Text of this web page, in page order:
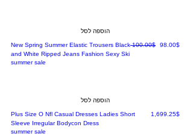
הוספה לסל
New Spring Summer Elastic Trousers Black
and White Ripped Jeans Fashion Sexy Ski
מחיר רגיל‏100.00 ‏$ מחיר מבצע
‏98.00 ‏$
summer sale
הוספה לסל
Plus Size O Nfl Casual Dresses Ladies Short
Sleeve Irregular Bodycon Dress
מחיר ‏1,699.25 ‏$
summer sale